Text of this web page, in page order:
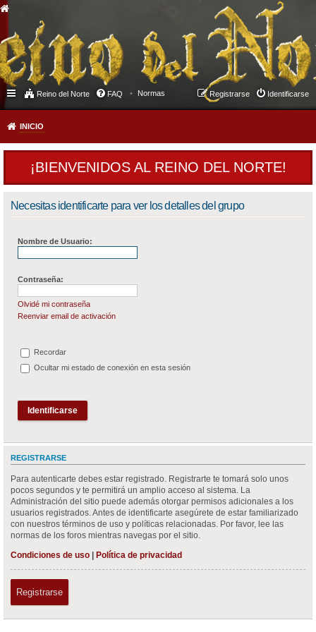
Reino del Norte FAQ Normas Identificarse
Registrarse
INICIO
¡BIENVENIDOS AL REINO DEL NORTE!
Necesitas identificarte para ver los detalles del grupo
Nombre de Usuario:
Contraseña:
Olvidé mi contraseña
Reenviar email de activación
Recordar
Ocultar mi estado de conexión en esta sesión
REGISTRARSE
Para autenticarte debes estar registrado. Registrarte te tomará solo unos
pocos segundos y te permitirá un amplio acceso al sistema. La
Administración del sitio puede además otorgar permisos adicionales a los
usuarios registrados. Antes de identificarte asegúrete de estar familiarizado
con nuestros términos de uso y políticas relacionadas. Por favor, lee las
normas de los foros mientras navegas por el sitio.
Condiciones de uso
Política de privacidad
Registrarse